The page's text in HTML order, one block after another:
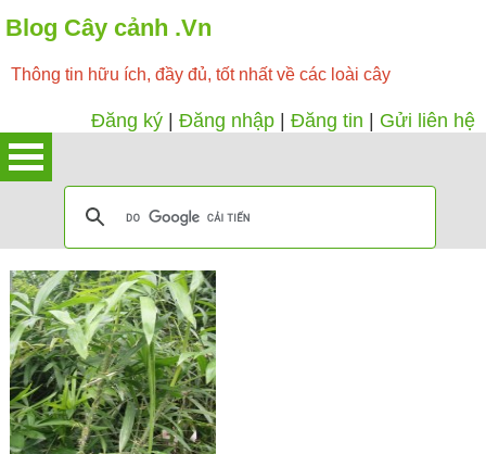
Blog Cây cảnh .Vn
Thông tin hữu ích, đầy đủ, tốt nhất về các loài cây
Đăng ký Đăng nhập Đăng tin Gửi liên hệ